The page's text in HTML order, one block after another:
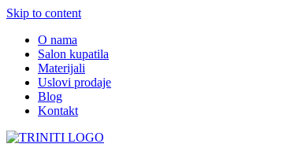
Skip to content
O nama
Salon kupatila
Materijali
Uslovi prodaje
Blog
Kontakt